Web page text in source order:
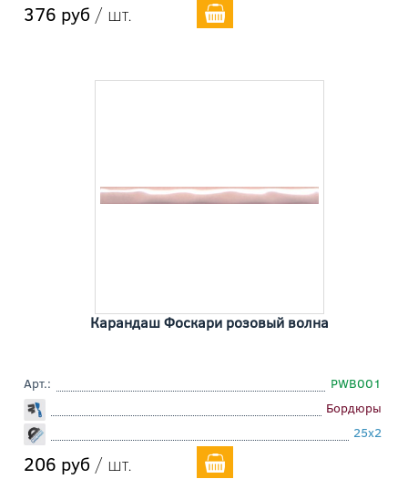
376 руб / шт.
Карандаш Фоскари розовый волна
Арт.:
PWB001
Бордюры
25x2
206 руб / шт.